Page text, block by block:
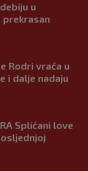
u
prekrasan
Rodri vraća u
i dalje nadaju
Splićani love